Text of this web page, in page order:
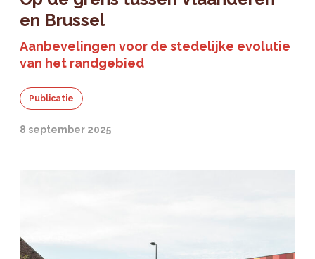
en Brussel
Aanbevelingen voor de stedelijke evolutie
van het randgebied
Publicatie
8 september 2025